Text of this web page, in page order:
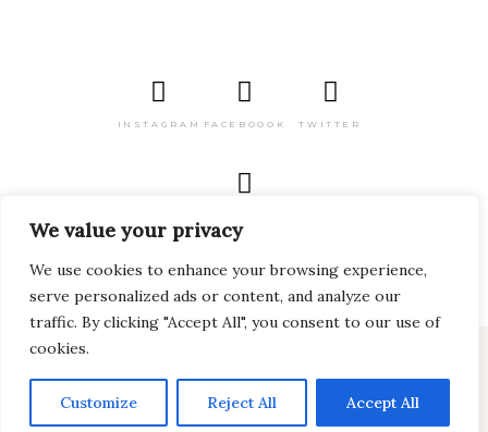
We value your privacy
We use cookies to enhance your browsing experience,
serve personalized ads or content, and analyze our
traffic. By clicking "Accept All", you consent to our use of
cookies.
Customize Reject All Accept All
INSTAGRAM FACEBOOOK TWITTER